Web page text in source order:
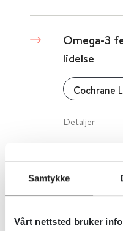
Samtykke
Vårt nettsted bruker
Omega-3
lidelse
Cochrane
Detaljer
av demens
Cochrane